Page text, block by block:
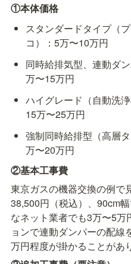
①本体価格
スタンダードタイプ（
コ）：5万〜10万円
同時給排気型、連動ダ
万〜15万円
ハイグレード（自動洗
15万〜25万円
強制同時給排型（高層
万〜20万円
②基本工事費
東京ガスの機器交換の例で
38,500円（税込）、90cm
なネット業者でも3万〜5
ョンで連動ダンパーの配線
万円程度が掛かることがあ